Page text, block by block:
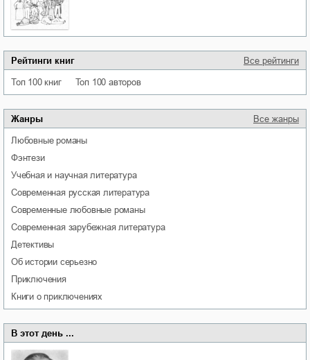
Рейтинги книг Все рейтинги
Топ 100 книг Топ 100 авторов
Жанры Все жанры
любовные романы
фэнтези
учебная и научная литература
современная русская литература
современные любовные романы
современная зарубежная литература
детективы
об истории серьезно
приключения
книги о приключениях
В этот день ...